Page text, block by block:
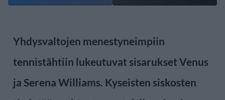
Yhdysvaltojen menestyneimpiin
tennistähtiin lukeutuvat sisarukset Venus
ja Serena Williams. Kyseisten siskosten